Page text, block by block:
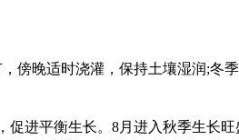
傍晚适时浇灌，保持土壤湿润;冬
促进平衡生长。8月进入秋季生长旺